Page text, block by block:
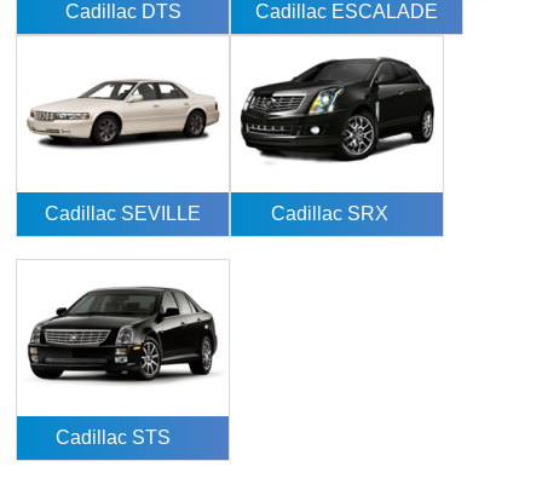
Cadillac DTS Cadillac ESCALADE
Cadillac SEVILLE Cadillac SRX
Cadillac STS